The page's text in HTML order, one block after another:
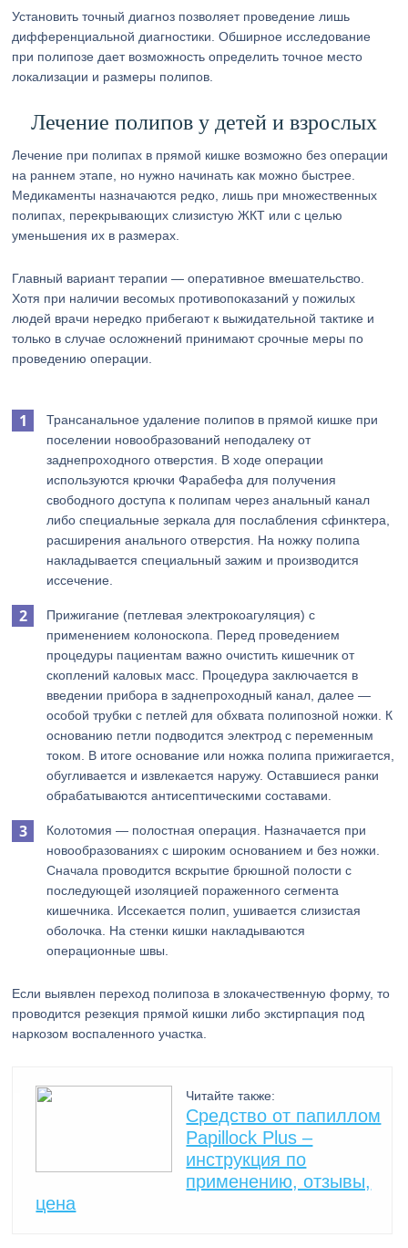
Установить точный диагноз позволяет проведение лишь
дифференциальной диагностики. Обширное исследование
при полипозе дает возможность определить точное место
локализации и размеры полипов.
Лечение полипов у детей и взрослых
Лечение при полипах в прямой кишке возможно без операции
на раннем этапе, но нужно начинать как можно быстрее.
Медикаменты назначаются редко, лишь при множественных
полипах, перекрывающих слизистую ЖКТ или с целью
уменьшения их в размерах.
Главный вариант терапии — оперативное вмешательство.
Хотя при наличии весомых противопоказаний у пожилых
людей врачи нередко прибегают к выжидательной тактике и
только в случае осложнений принимают срочные меры по
проведению операции.
Трансанальное удаление полипов в прямой кишке при
поселении новообразований неподалеку от
заднепроходного отверстия. В ходе операции
используются крючки Фарабефа для получения
свободного доступа к полипам через анальный канал
либо специальные зеркала для послабления сфинктера,
расширения анального отверстия. На ножку полипа
накладывается специальный зажим и производится
иссечение.
Прижигание (петлевая электрокоагуляция) с
применением колоноскопа. Перед проведением
процедуры пациентам важно очистить кишечник от
скоплений каловых масс. Процедура заключается в
введении прибора в заднепроходный канал, далее —
особой трубки с петлей для обхвата полипозной ножки. К
основанию петли подводится электрод с переменным
током. В итоге основание или ножка полипа прижигается,
обугливается и извлекается наружу. Оставшиеся ранки
обрабатываются антисептическими составами.
Колотомия — полостная операция. Назначается при
новообразованиях с широким основанием и без ножки.
Сначала проводится вскрытие брюшной полости с
последующей изоляцией пораженного сегмента
кишечника. Иссекается полип, ушивается слизистая
оболочка. На стенки кишки накладываются
операционные швы.
Если выявлен переход полипоза в злокачественную форму, то
проводится резекция прямой кишки либо экстирпация под
наркозом воспаленного участка.
Читайте также:
Средство от папиллом
Papillock Plus –
инструкция по
применению, отзывы,
цена